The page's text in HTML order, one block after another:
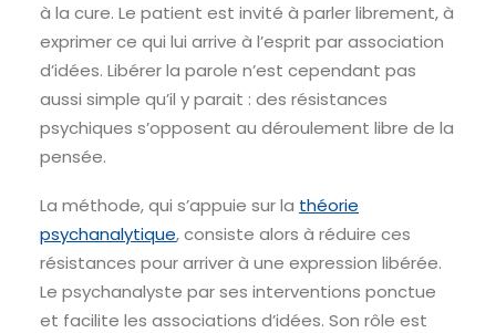
à la cure. Le patient est invité à parler librement, à
exprimer ce qui lui arrive à l’esprit par association
d’idées. Libérer la parole n’est cependant pas
aussi simple qu’il y parait : des résistances
psychiques s’opposent au déroulement libre de la
pensée.
La méthode, qui s’appuie sur la théorie
psychanalytique, consiste alors à réduire ces
résistances pour arriver à une expression libérée.
Le psychanalyste par ses interventions ponctue
et facilite les associations d’idées. Son rôle est